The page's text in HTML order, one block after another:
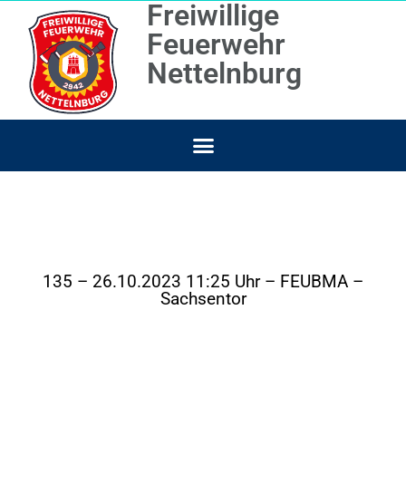
Freiwillige
Feuerwehr
Nettelnburg
135 – 26.10.2023 11:25 Uhr – FEUBMA –
Sachsentor